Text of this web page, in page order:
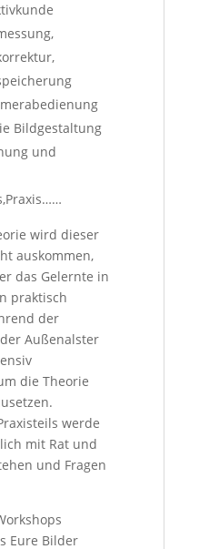
Bildgestaltung
und
wird dieser
auskommen,
das Gelernte in
praktisch
der
Außenalster
die Theorie
werde
mit Rat und
und Fragen
Eure Bilder